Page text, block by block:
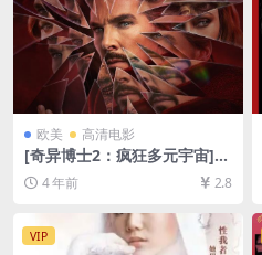
欧美 高清电影
[奇异博士2：疯狂多元宇宙]D
octor Strange in the Multiv
erse of Madness (2022)[百
超清未删减][MP4/8GB][中英
字幕]
4 年前 2.8
VIP